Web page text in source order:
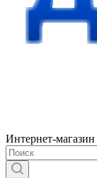
Интернет-магазин